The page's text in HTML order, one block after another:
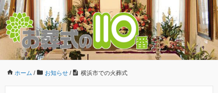
ホーム / お知らせ / 横浜市での火葬式